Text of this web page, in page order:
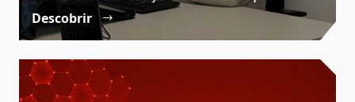
Descobrir